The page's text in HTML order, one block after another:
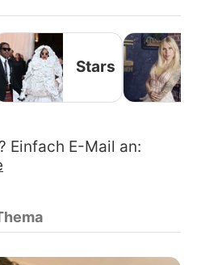
Stars
Einfach E-Mail an: